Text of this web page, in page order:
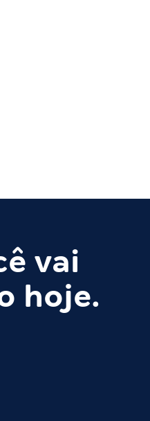
vai
hoje.